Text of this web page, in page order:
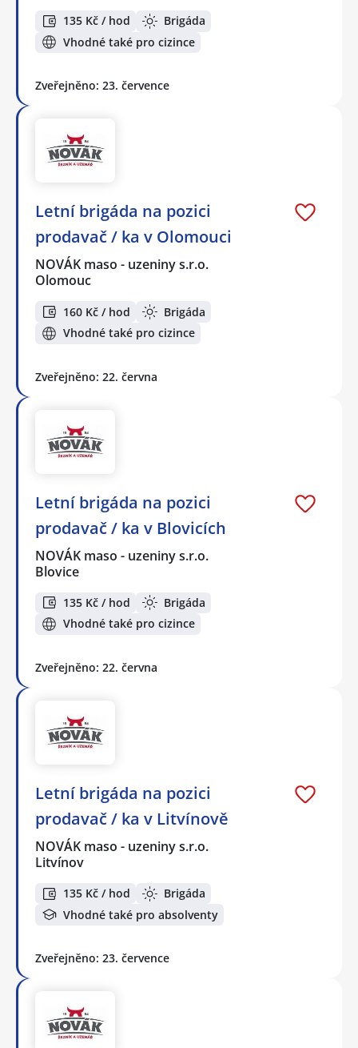
135 Kč / hod
Brigáda
Vhodné také pro cizince
Zveřejněno: 23. července
Letní brigáda na pozici
prodavač / ka v Olomouci
NOVÁK maso - uzeniny s.r.o.
Olomouc
160 Kč / hod
Brigáda
Vhodné také pro cizince
Zveřejněno: 22. června
Letní brigáda na pozici
prodavač / ka v Blovicích
NOVÁK maso - uzeniny s.r.o.
Blovice
135 Kč / hod
Brigáda
Vhodné také pro cizince
Zveřejněno: 22. června
Letní brigáda na pozici
prodavač / ka v Litvínově
NOVÁK maso - uzeniny s.r.o.
Litvínov
135 Kč / hod
Brigáda
Vhodné také pro absolventy
Zveřejněno: 23. července